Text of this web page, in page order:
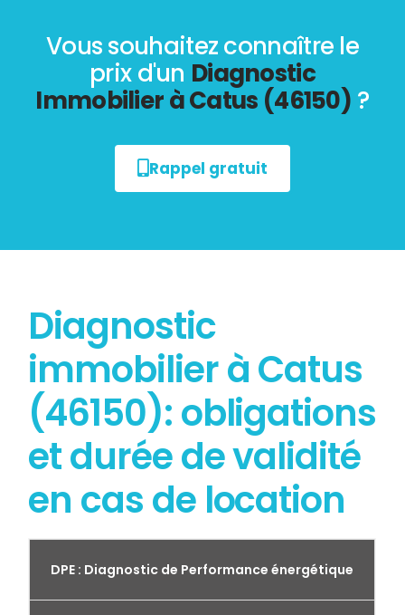
Vous souhaitez connaître le
prix d'un Diagnostic
Immobilier à Catus (46150) ?
Rappel gratuit
Diagnostic
immobilier à Catus
(46150): obligations
et durée de validité
en cas de location
DPE : Diagnostic de Performance énergétique